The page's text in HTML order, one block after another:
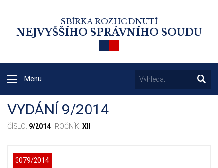
SBÍRKA ROZHODNUTÍ
NEJVYŠŠÍHO SPRÁVNÍHO SOUDU
Menu
VYDÁNÍ 9/2014
ČÍSLO: 9/2014· ROČNÍK: XII
3079/2014